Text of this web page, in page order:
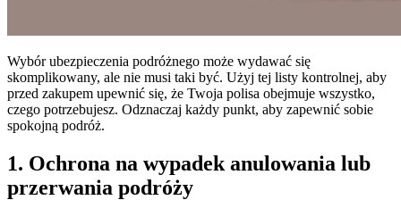
Wybór ubezpieczenia podróżnego może wydawać się
skomplikowany, ale nie musi taki być. Użyj tej listy kontrolnej, aby
przed zakupem upewnić się, że Twoja polisa obejmuje wszystko,
czego potrzebujesz. Odznaczaj każdy punkt, aby zapewnić sobie
spokojną podróż.
1. Ochrona na wypadek anulowania lub
przerwania podróży